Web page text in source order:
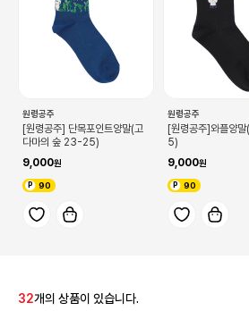
원령공주
[원령공주] 단목포인트양말(고
다마의 숲 23-25)
9,000
90
원령공주
[원령공주]와플양
5)
9,000
90
32개의 상품이 있습니다.